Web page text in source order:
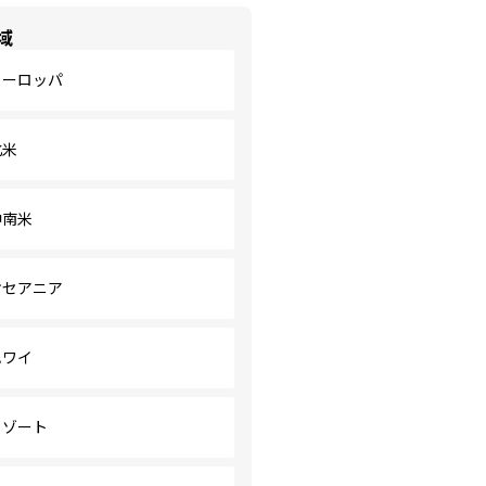
ロッパ
米
アニア
イ
ート